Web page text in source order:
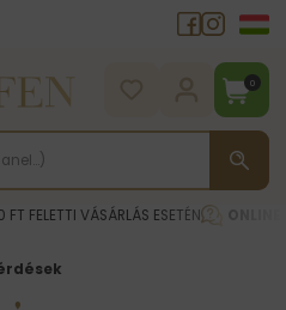
0
FT FELETTI VÁSÁRLÁS ESETÉN